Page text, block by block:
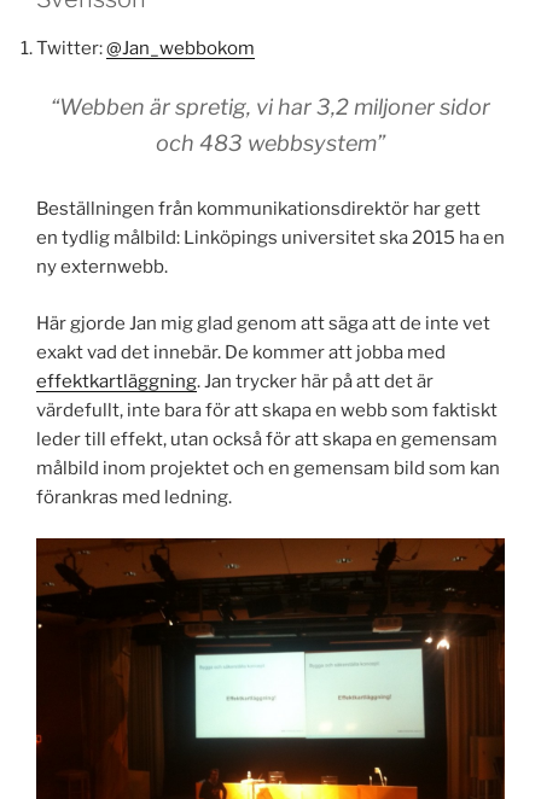
Twitter:@Jan_webbokom
“Webben är spretig, vi har 3,2 miljoner sidor
och 483 webbsystem”
Beställningen från kommunikationsdirektör har gett
en tydlig målbild: Linköpings universitet ska 2015 ha en
ny externwebb.
Här gjorde Jan mig glad genom att säga att de inte vet
exakt vad det innebär. De kommer att jobba med
effektkartläggning. Jan trycker här på att det är
värdefullt, inte bara för att skapa en webb som faktiskt
leder till effekt, utan också för att skapa en gemensam
målbild inom projektet och en gemensam bild som kan
förankras med ledning.